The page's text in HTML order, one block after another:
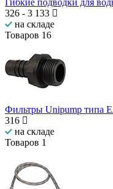
Гибкие подводки для
326 - 3 133
на складе
Товаров 16
Фильтры Unipump типа
316
на складе
Товаров 1